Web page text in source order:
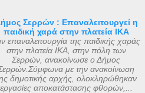
Σερρών : Επαναλειτουργεί η
παιδική χαρά στην πλατεία ΙΚΑ
επαναλειτουργία της παιδικής χαράς
στην πλατεία ΙΚΑ, στην πόλη των
Σερρών, ανακοίνωσε ο Δήμος
με την ανακοίνωση
δημοτικής αρχής, ολοκληρώθηκαν
εργασίες αποκατάστασης φθορών,...